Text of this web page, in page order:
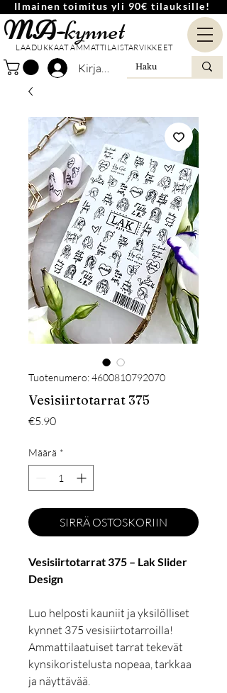
Ilmainen toimitus yli 90€ tilauksille!
MA-kynnet
LAADUKKAAT AMMATTILAISTARVIKKEET
Kirjaudu
Tuotenumero: 4600810792070
Vesisiirtotarrat 375
€5.90Hinta
Määrä *
SIRRÄ OSTOSKORIIN
Vesisiirtotarrat 375 – Lak Slider
Design
Luo helposti kauniit ja yksilölliset
kynnet 375 vesisiirtotarroilla!
Ammattilaatuiset tarrat tekevät
kynsikoristelusta nopeaa, tarkkaa
ja näyttävää.